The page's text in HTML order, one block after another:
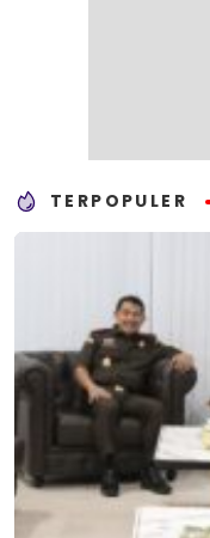
TERPOPULER